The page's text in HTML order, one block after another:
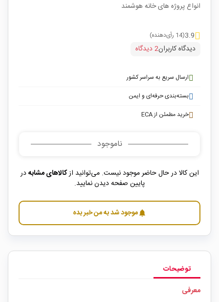
انواع پروژه های خانه هوشمند
3.9(14 رأی‌دهنده)
دیدگاه کاربران2 دیدگاه
ارسال سریع به سراسر کشور
بسته‌بندی حرفه‌ای و ایمن
خرید مطمئن از ECA
ناموجود
این کالا در حال حاضر موجود نیست. می‌توانید ازکالاهای مشابهدر
پایین صفحه دیدن نمایید.
notificationsموجود شد به من خبر بده
توضیحات
معرفی